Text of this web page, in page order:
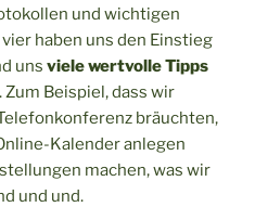
und wichtigen
haben uns den Einstieg
uns viele wertvolle Tipps
Beispiel, dass wir
bräuchten,
Kalender anlegen
machen, was wir
und und.